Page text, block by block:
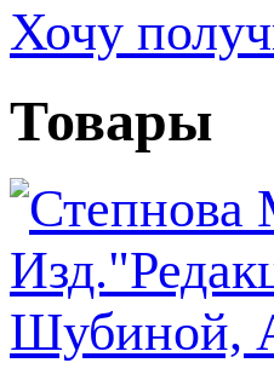
Хочу
Товары